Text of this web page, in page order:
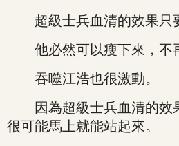
超級士兵血清的效果只
他必然可以瘦下來，不
吞噬江浩也很激動。
因為超級士兵血清的效
很可能馬上就能站起來。